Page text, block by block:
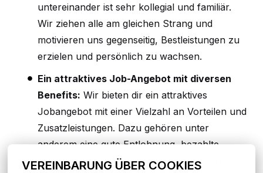
VEREINBARUNG ÜBER COOKIES
untereinander ist sehr kollegial und familiär.
Wir ziehen alle am gleichen Strang und
motivieren uns gegenseitig, Bestleistungen zu
erzielen und persönlich zu wachsen.
Ein attraktives Job-Angebot mit diversen
Benefits: Wir bieten dir ein attraktives
Jobangebot mit einer Vielzahl an Vorteilen und
Zusatzleistungen. Dazu gehören unter
anderem eine gute Entlohnung, bezahlte
Überstunden, jährliche Lohnerhöhungen,